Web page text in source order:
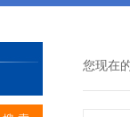
您现在